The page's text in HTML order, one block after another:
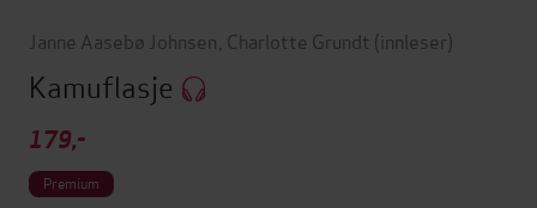
Janne Aasebø Johnsen Charlotte Grundt (innleser)
Kamuflasje
179,-
Premium